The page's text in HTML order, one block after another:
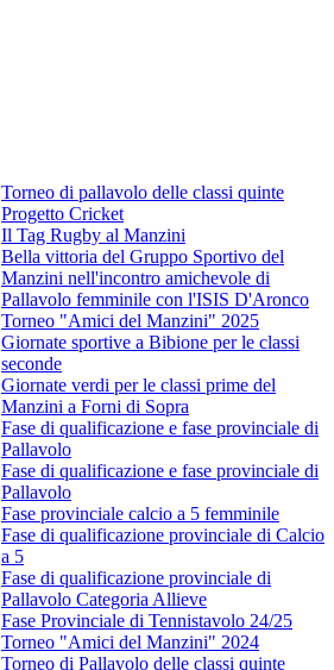
Torneo di pallavolo delle classi quinte
Progetto Cricket
Il Tag Rugby al Manzini
Bella vittoria del Gruppo Sportivo del
Manzini nell'incontro amichevole di
Pallavolo femminile con l'ISIS D'Aronco
Torneo "Amici del Manzini" 2025
Giornate sportive a Bibione per le classi
seconde
Giornate verdi per le classi prime del
Manzini a Forni di Sopra
Fase di qualificazione e fase provinciale di
Pallavolo
Fase di qualificazione e fase provinciale di
Pallavolo
Fase provinciale calcio a 5 femminile
Fase di qualificazione provinciale di Calcio
a 5
Fase di qualificazione provinciale di
Pallavolo Categoria Allieve
Fase Provinciale di Tennistavolo 24/25
Torneo "Amici del Manzini" 2024
Torneo di Pallavolo delle classi quinte